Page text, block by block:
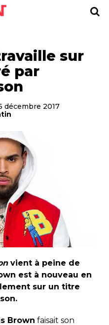
sur
par
décembre 2017
vient à peine de
est à nouveau en
sur un titre
Brown faisait son